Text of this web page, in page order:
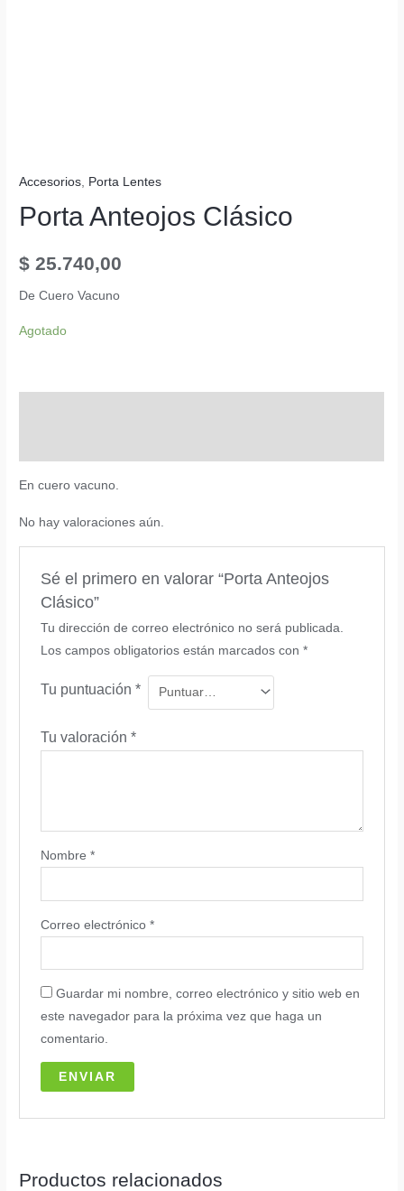
Accesorios, Porta Lentes
Porta Anteojos Clásico
$ 25.740,00
De Cuero Vacuno
Agotado
En cuero vacuno.
No hay valoraciones aún.
Sé el primero en valorar “Porta Anteojos
Clásico”
Tu dirección de correo electrónico no será publicada.
Los campos obligatorios están marcados con *
Tu puntuación *
Tu valoración *
Nombre *
Correo electrónico *
Guardar mi nombre, correo electrónico y sitio web en
este navegador para la próxima vez que haga un
comentario.
Productos relacionados